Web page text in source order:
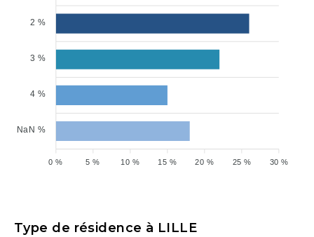
2 %
3 %
4 %
NaN %
30 %
25 %
20 %
15 %
10 %
5 %
0 %
Type de résidence à LILLE